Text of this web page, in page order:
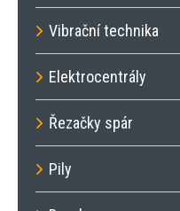
Vibrační technika
Elektrocentrály
Řezačky spár
Pily